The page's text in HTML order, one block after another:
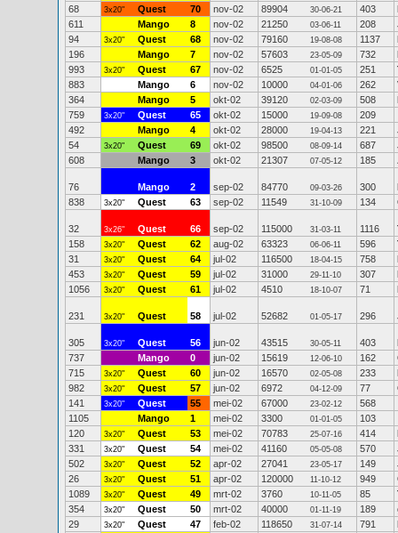
68
3x20" Quest 70 nov-02 89904 30-06-21 403
611
Mango 8 nov-02 21250 03-06-11 208
94
3x20" Quest 68 nov-02 79160 19-08-08 1137
196
Mango 7 nov-02 57603 23-05-09 732
993
3x20" Quest 67 nov-02 6525 01-01-05 251
883
Mango 6 nov-02 10000 04-01-06 262
364
Mango 5 okt-02 39120 02-03-09 508
759
3x20" Quest 65 okt-02 15000 19-09-08
209
492
Mango 4 okt-02 28000 19-04-13 221
54
3x20" Quest 69 okt-02 98500 08-09-14 687
608
Mango 3 okt-02 21307 07-05-12 185
76 Mango 2 sep-02 84770 09-03-26 300
838
3x20" Quest 63 sep-02 11549 31-10-09 134
32 3x26" Quest 66 sep-02 115000 31-03-11 1116
158
3x20" Quest 62 aug-02 63323 06-06-11 596
31
3x20" Quest 64 jul-02 116500 18-04-15 758
453
3x20" Quest 59 jul-02 31000 29-11-10 307
1056
3x20" Quest 61 jul-02 4510 18-10-07 71
231 3x20" Quest 58 jul-02 52682 01-05-17 296
305 3x20" Quest 56 jun-02 43515 30-05-11 403
737
Mango 0 jun-02 15619 12-06-10 162
715
3x20" Quest 60 jun-02 16570 02-05-08 233
982
3x20" Quest 57 jun-02 6972 04-12-09 77
141
3x20" Quest 55 mei-02 67000 23-02-12
568
1105
Mango 1 mei-02 3300 01-01-05
103
120
3x20" Quest 53 mei-02 70783 25-07-16 414
331
3x20" Quest 54 mei-02 41160 05-05-08 570
502
3x20" Quest 52 apr-02 27041 23-05-17 149
26
3x20" Quest 51 apr-02 120000 11-10-12 949
1089
3x20" Quest 49 mrt-02 3760 10-11-05 85
354
3x20" Quest 50 mrt-02 40000 01-11-19 189
29
3x20" Quest 47 feb-02 118650 31-07-14 791